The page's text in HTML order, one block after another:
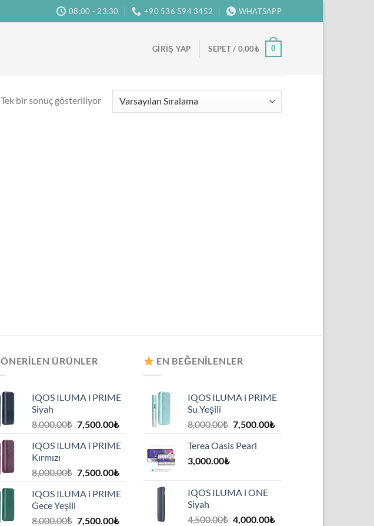
08:00 - 23:30 +90 536 594 3452 WHATSAPP
GIRIŞ YAP SEPET / 0.00₺ 0
Tek bir sonuç gösteriliyor
ÖNERILEN ÜRÜNLER
IQOS ILUMA i PRIME
Siyah
8,000.00₺ Orijinal
8,000.00₺.
7,500.00₺Şu
fiyat:
7,500.00₺.
IQOS ILUMA i PRIME
Kırmızı
8,000.00₺ Orijinal
8,000.00₺.
7,500.00₺Şu
fiyat:
IQOS ILUMA i PRIME
Gece Yeşili
8,000.00₺ Orijinal
7,500.00₺Şu
EN BEĞENILENLER
IQOS ILUMA i PRIME
Su Yeşili
8,000.00₺ Orijinal
8,000.00₺.
7,500.00₺Şu
Terea Oasis Pearl
3,000.00₺
IQOS ILUMA i ONE
Siyah
4,500.00₺ Orijinal
4,000.00₺Şu